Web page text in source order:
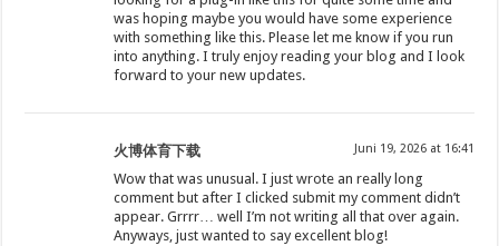
was hoping maybe you would have some experience
with something like this. Please let me know if you run
into anything. I truly enjoy reading your blog and I look
forward to your new updates.
火博体育下载 Juni 19, 2026 at 16:41
Wow that was unusual. I just wrote an really long
comment but after I clicked submit my comment didn’t
appear. Grrrr… well I’m not writing all that over again.
Anyways, just wanted to say excellent blog!